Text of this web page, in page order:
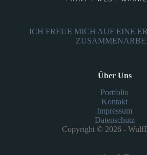
ICH FREUE MICH AUF EINE
Über Uns
Portfolio
Kontakt
Impressum
Datenschutz
Copyright © 2026 -